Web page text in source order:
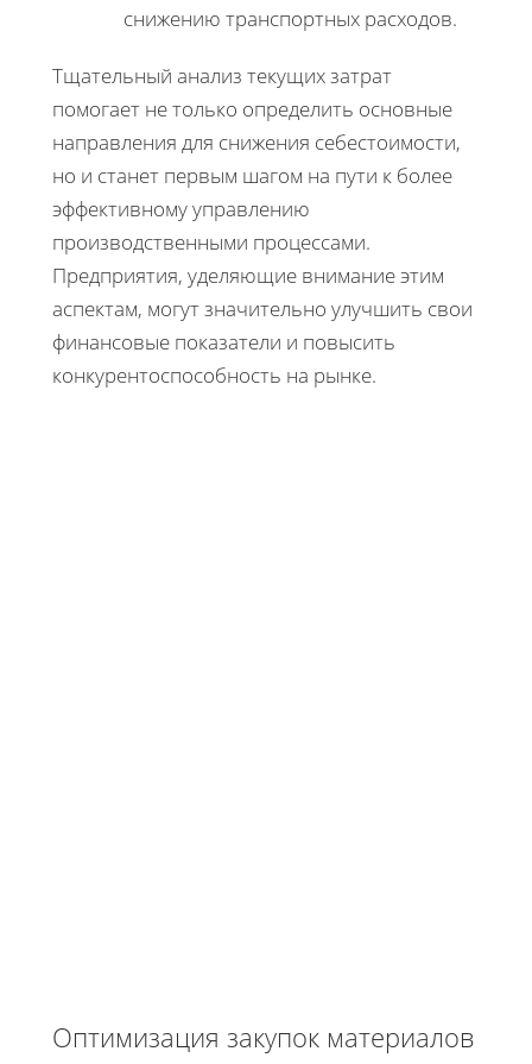
снижению транспортных расходов.
Тщательный анализ текущих затрат
помогает не только определить основные
направления для снижения себестоимости,
но и станет первым шагом на пути к более
эффективному управлению
производственными процессами.
Предприятия, уделяющие внимание этим
аспектам, могут значительно улучшить свои
финансовые показатели и повысить
конкурентоспособность на рынке.
Оптимизация закупок материалов